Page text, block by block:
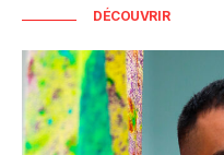
DÉCOUVRIR